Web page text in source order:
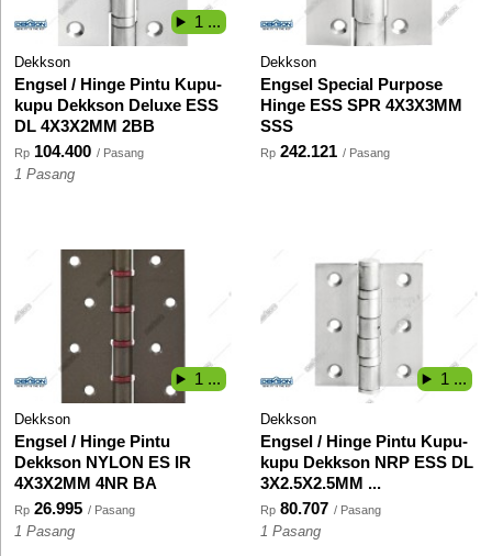
Dekkson
Engsel / Hinge Pintu Kupu-
kupu Dekkson Deluxe ESS
DL 4X3X2MM 2BB
Rp 104.400 / Pasang
1 Pasang
1 ...
Dekkson
Engsel Special Purpose
Hinge ESS SPR 4X3X3MM
SSS
Rp 242.121 / Pasang
Dekkson
Engsel / Hinge Pintu
Dekkson NYLON ES IR
4X3X2MM 4NR BA
Rp 26.995 / Pasang
1 Pasang
1 ...
Dekkson
Engsel / Hinge Pintu Kupu-
kupu Dekkson NRP ESS DL
3X2.5X2.5MM ...
Rp 80.707 / Pasang
1 Pasang
1 ...